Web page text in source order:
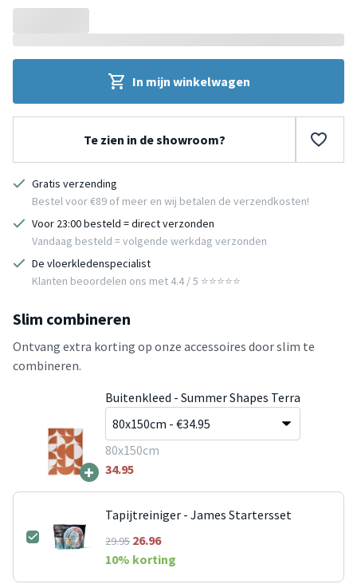
In mijn winkelwagen
Te zien in de showroom?
Gratis verzending
Bestel voor €89 of meer en wij betalen de verzendkosten!
Voor 23:00 besteld = direct verzonden
Vandaag besteld = volgende werkdag verzonden
De vloerkledenspecialist
Klanten beoordelen ons met 4.4 / 5 ⭐⭐⭐⭐⭐
Slim combineren
Ontvang extra korting op onze accessoires door slim te
combineren.
+
Buitenkleed - Summer Shapes Terra
80x150cm
34.95
Tapijtreiniger - James Startersset
29.9526.96
10% korting